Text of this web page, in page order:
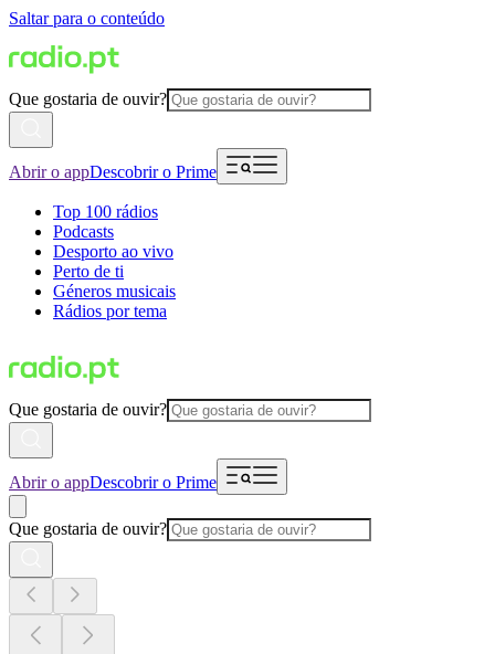
Saltar para o conteúdo
Que gostaria de ouvir?
Abrir o appDescobrir o Prime
Top 100 rádios
Podcasts
Desporto ao vivo
Perto de ti
Géneros musicais
Rádios por tema
Que gostaria de ouvir?
Abrir o appDescobrir o Prime
Que gostaria de ouvir?